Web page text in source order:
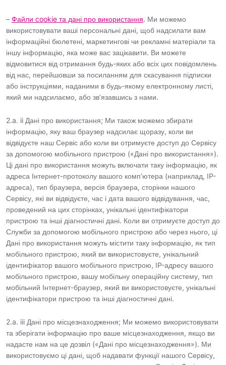
– Файли cookie та дані про використання. Ми можемо
використовувати ваші персональні дані, щоб надсилати вам
інформаційні бюлетені, маркетингові чи рекламні матеріали та
іншу інформацію, яка може вас зацікавити. Ви можете
відмовитися від отримання будь-яких або всіх цих повідомлень
від нас, перейшовши за посиланням для скасування підписки
або інструкціями, наданими в будь-якому електронному листі,
який ми надсилаємо, або зв’язавшись з нами.
2.a. ii Дані про використання; Ми також можемо збирати
інформацію, яку ваш браузер надсилає щоразу, коли ви
відвідуєте наш Сервіс або коли ви отримуєте доступ до Сервісу
за допомогою мобільного пристрою («Дані про використання»).
Ці дані про використання можуть включати таку інформацію, як
адреса Інтернет-протоколу вашого комп’ютера (наприклад, IP-
адреса), тип браузера, версія браузера, сторінки нашого
Сервісу, які ви відвідуєте, час і дата вашого відвідування, час,
проведений на цих сторінках, унікальні ідентифікатори
пристрою та інші діагностичні дані. Коли ви отримуєте доступ до
Служби за допомогою мобільного пристрою або через нього, ці
Дані про використання можуть містити таку інформацію, як тип
мобільного пристрою, який ви використовуєте, унікальний
ідентифікатор вашого мобільного пристрою, IP-адресу вашого
мобільного пристрою, вашу мобільну операційну систему, тип
мобільний Інтернет-браузер, який ви використовуєте, унікальні
ідентифікатори пристрою та інші діагностичні дані.
2.a. iii Дані про місцезнаходження; Ми можемо використовувати
та зберігати інформацію про ваше місцезнаходження, якщо ви
надасте нам на це дозвіл («Дані про місцезнаходження»). Ми
використовуємо ці дані, щоб надавати функції нашого Сервісу,